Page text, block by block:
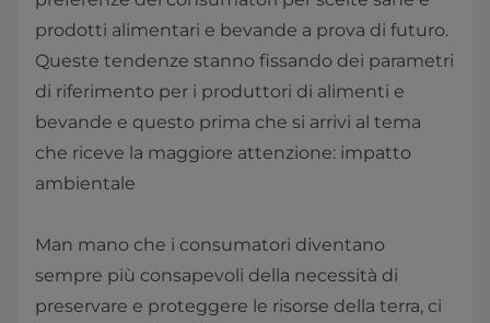
prodotti alimentari e bevande a prova di futuro.
Queste tendenze stanno fissando dei parametri
di riferimento per i produttori di alimenti e
bevande e questo prima che si arrivi al tema
che riceve la maggiore attenzione: impatto
ambientale
Man mano che i consumatori diventano
sempre più consapevoli della necessità di
preservare e proteggere le risorse della terra, ci